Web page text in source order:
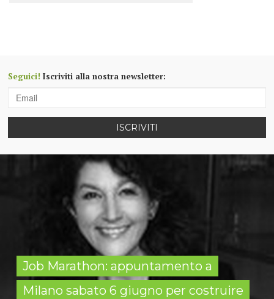
Seguici! Iscriviti alla nostra newsletter:
ISCRIVITI
Job Marathon: appuntamento a
Milano sabato 6 giugno per costruire